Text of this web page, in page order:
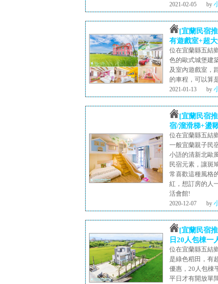
2021-02-05
by
[宜蘭民宿
有遊戲室+超
位在宜蘭縣五結
色的歐式城堡建
及室內遊戲室，
的車程，可以算
2021-01-13
by
[宜蘭民宿
宿/溜滑梯+盪
位在宜蘭縣五結
一般宜蘭親子民
小語的清新北歐
民宿元素，讓斑
常喜歡這種風格
紅，想訂房的人
活會館!
2020-12-07
by
[宜蘭民宿
日20人包棟一
位在宜蘭縣五結
是綠色稻田，有
優惠，20人包棟
平日才有開放單